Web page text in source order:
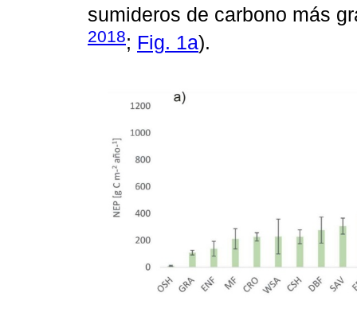
sumideros de carbono más
2018; Fig. 1a).